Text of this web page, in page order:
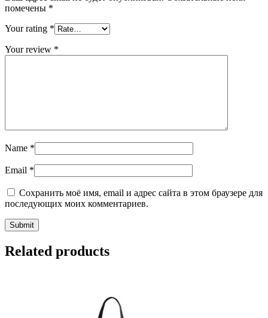
помечены *
Your rating *
Your review *
Name *
Email *
Сохранить моё имя, email и адрес сайта в этом браузере для
последующих моих комментариев.
Related products